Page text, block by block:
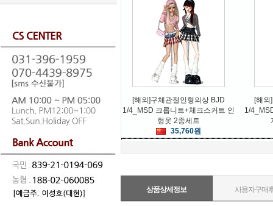
[해외]구체관절인형의상 BJD
1/4_MSD 크롭니트+체크스커트 인
형옷 2종세트
35,760원
[해
1/
상품상세정보 사용자구매